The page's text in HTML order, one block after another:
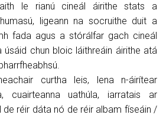
le rianú cineál áirithe stats a
ligeann na socruithe duit a
fada agus a stórálfar gach cineál
chun bloic láithreáin áirithe atá
curtha leis, lena n-áirítear
cuairteanna uathúla, iarratais ar
de réir dáta nó de réir albam físeáin /